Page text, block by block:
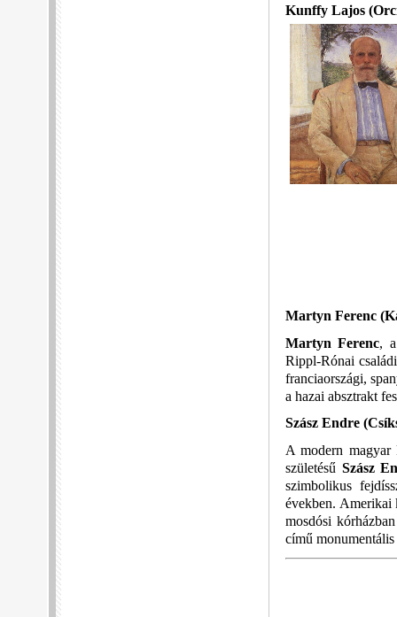
Kunffy Lajos
Martyn Ferenc
Martyn Ferenc,
Rippl-Rónai
franciaországi,
a hazai absztrakt
Szász Endre
A modern magyar
születésű Szász
szimbolikus
években. Amerikai
mosdósi
című